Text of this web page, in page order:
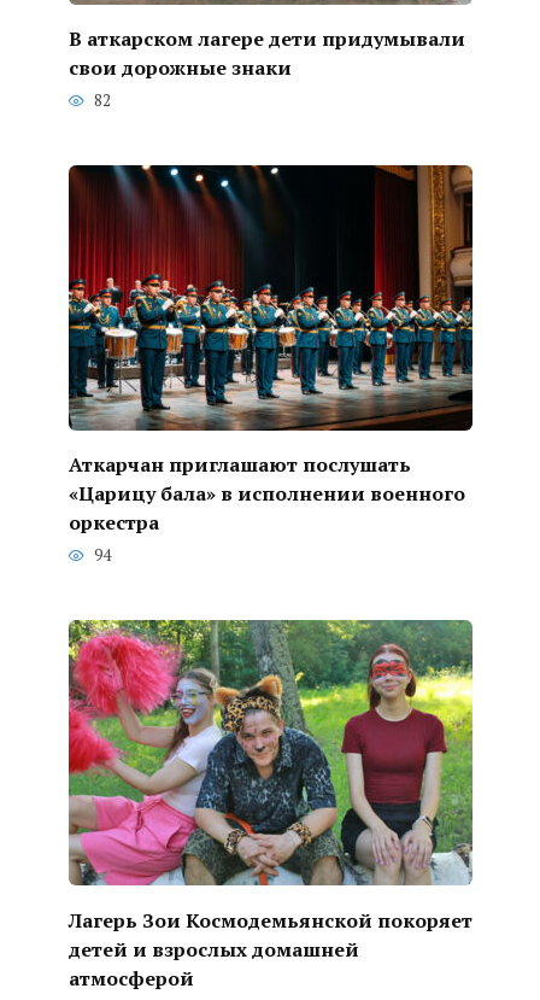
В аткарском лагере дети придумывали
свои дорожные знаки
82
Аткарчан приглашают послушать
«Царицу бала» в исполнении военного
оркестра
94
Лагерь Зои Космодемьянской покоряет
детей и взрослых домашней
атмосферой